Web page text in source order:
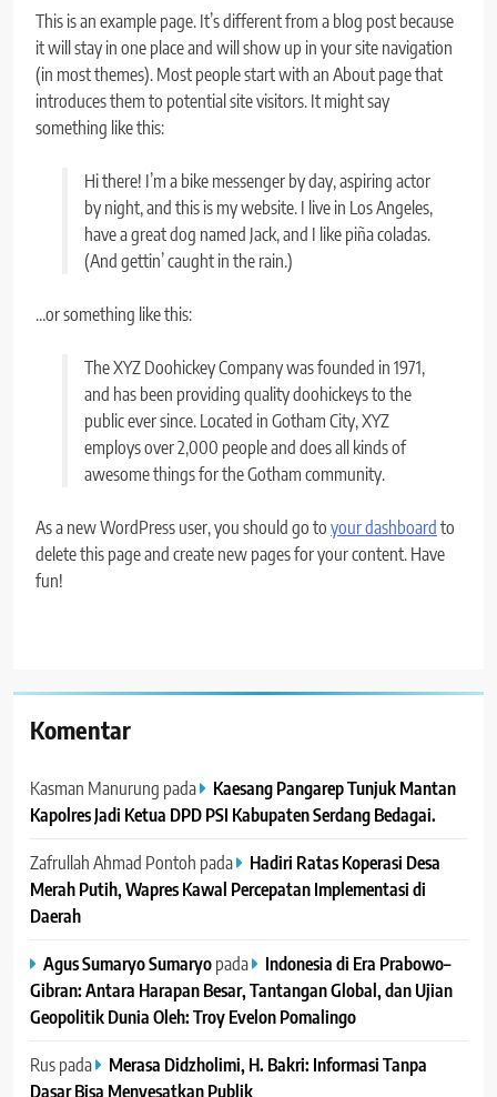
This is an example page. It’s different from a blog post because
it will stay in one place and will show up in your site navigation
(in most themes). Most people start with an About page that
introduces them to potential site visitors. It might say
something like this:
Hi there! I’m a bike messenger by day, aspiring actor
by night, and this is my website. I live in Los Angeles,
have a great dog named Jack, and I like piña coladas.
(And gettin’ caught in the rain.)
…or something like this:
The XYZ Doohickey Company was founded in 1971,
and has been providing quality doohickeys to the
public ever since. Located in Gotham City, XYZ
employs over 2,000 people and does all kinds of
awesome things for the Gotham community.
As a new WordPress user, you should go to your dashboard to
delete this page and create new pages for your content. Have
fun!
Komentar
Kasman Manurung pada
Kaesang Pangarep Tunjuk Mantan
Kapolres Jadi Ketua DPD PSI Kabupaten Serdang Bedagai. ‎ ‎
Zafrullah Ahmad Pontoh pada
Hadiri Ratas Koperasi Desa
Merah Putih, Wapres Kawal Percepatan Implementasi di
Daerah
Agus Sumaryo Sumaryopada
Indonesia di Era Prabowo–
Gibran: Antara Harapan Besar, Tantangan Global, dan Ujian
Geopolitik Dunia Oleh: Troy Evelon Pomalingo
Ruspada
Merasa Didzholimi, H. Bakri: Informasi Tanpa
Dasar Bisa Menyesatkan Publik